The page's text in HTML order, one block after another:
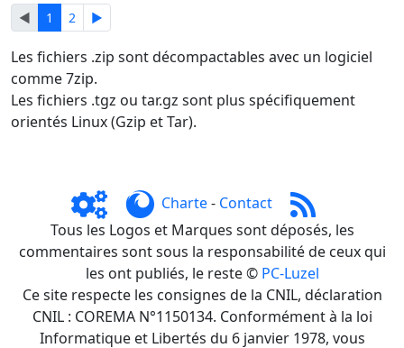
◄ 1 2 ►
Les fichiers .zip sont décompactables avec un logiciel
comme 7zip.
Les fichiers .tgz ou tar.gz sont plus spécifiquement
orientés Linux (Gzip et Tar).
Charte- Contact
Tous les Logos et Marques sont déposés, les
commentaires sont sous la responsabilité de ceux qui
les ont publiés, le reste © PC-Luzel
Ce site respecte les consignes de la CNIL, déclaration
CNIL : COREMA N°1150134. Conformément à la loi
Informatique et Libertés du 6 janvier 1978, vous